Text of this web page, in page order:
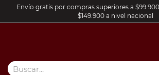
Envío gratis por compras superiores a
$149.900 a nivel nacional